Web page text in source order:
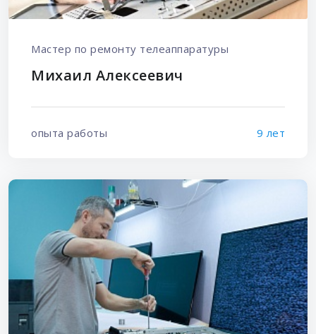
Мастер по ремонту телеаппаратуры
Михаил Алексеевич
опыта работы 9 лет